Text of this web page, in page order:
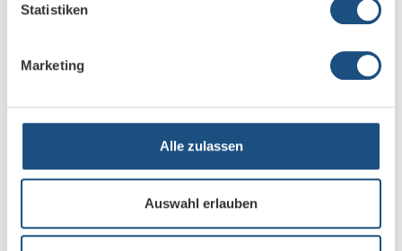
Statistiken
Marketing
Alle zulassen
Auswahl erlauben
POLYG85-T